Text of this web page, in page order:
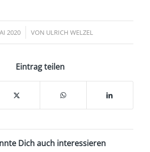
2020 VON ULRICH WELZEL
Eintrag teilen
Dich auch interessieren